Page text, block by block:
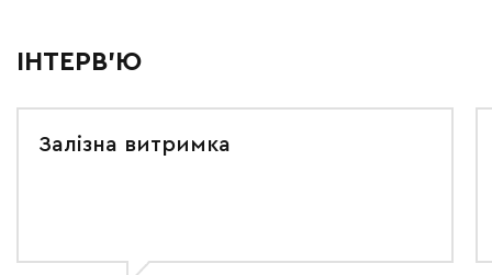
ІНТЕРВ'Ю
Залізна витримка